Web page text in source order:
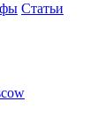
Статьи